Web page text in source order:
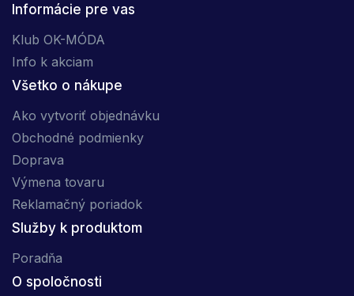
Informácie pre vas
Klub OK-MÓDA
Info k akciam
Všetko o nákupe
Ako vytvoriť objednávku
Obchodné podmienky
Doprava
Výmena tovaru
Reklamačný poriadok
Služby k produktom
Poradňa
O spoločnosti